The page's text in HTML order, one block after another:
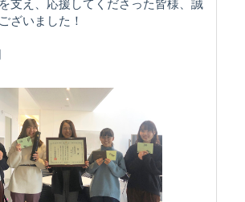
支え、応援してくださった皆様、誠
ざいました！